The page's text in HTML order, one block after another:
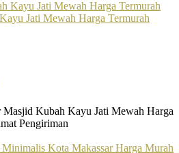
Jati Mewah Harga Termurah
Kubah Kayu Jati Mewah Harga
Pengiriman